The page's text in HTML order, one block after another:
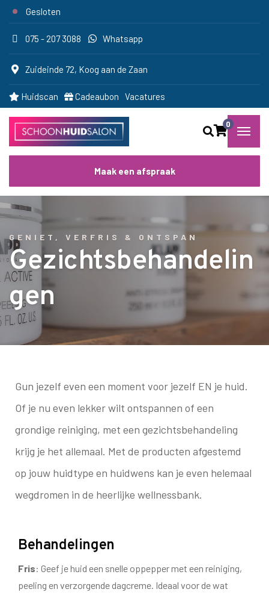
Gesloten
075 - 207 3088 Whatsapp
Zuideinde 72, Koog aan de Zaan
Huidscan Cadeaubon Vacatures
0
Maak een afspraak
GENIET, VERFRIS & ONTSPAN
Gezichtsbehandelin
gen
Gun jezelf even een moment voor jezelf EN je huid.
Of je nu even lekker wilt ontspannen of een
grondige reiniging, met een gezichtsbehandeling
krijg je het allemaal. Met de producten afgestemd
op jouw huidtype en huidwens kan je even helemaal
wegdromen in de heerlijke wellnessbank.
Behandelingen
Fris: Geef je huid een snelle oppepper met een reiniging,
peeling en verzorgende dagcreme. Ideaal voor de wat